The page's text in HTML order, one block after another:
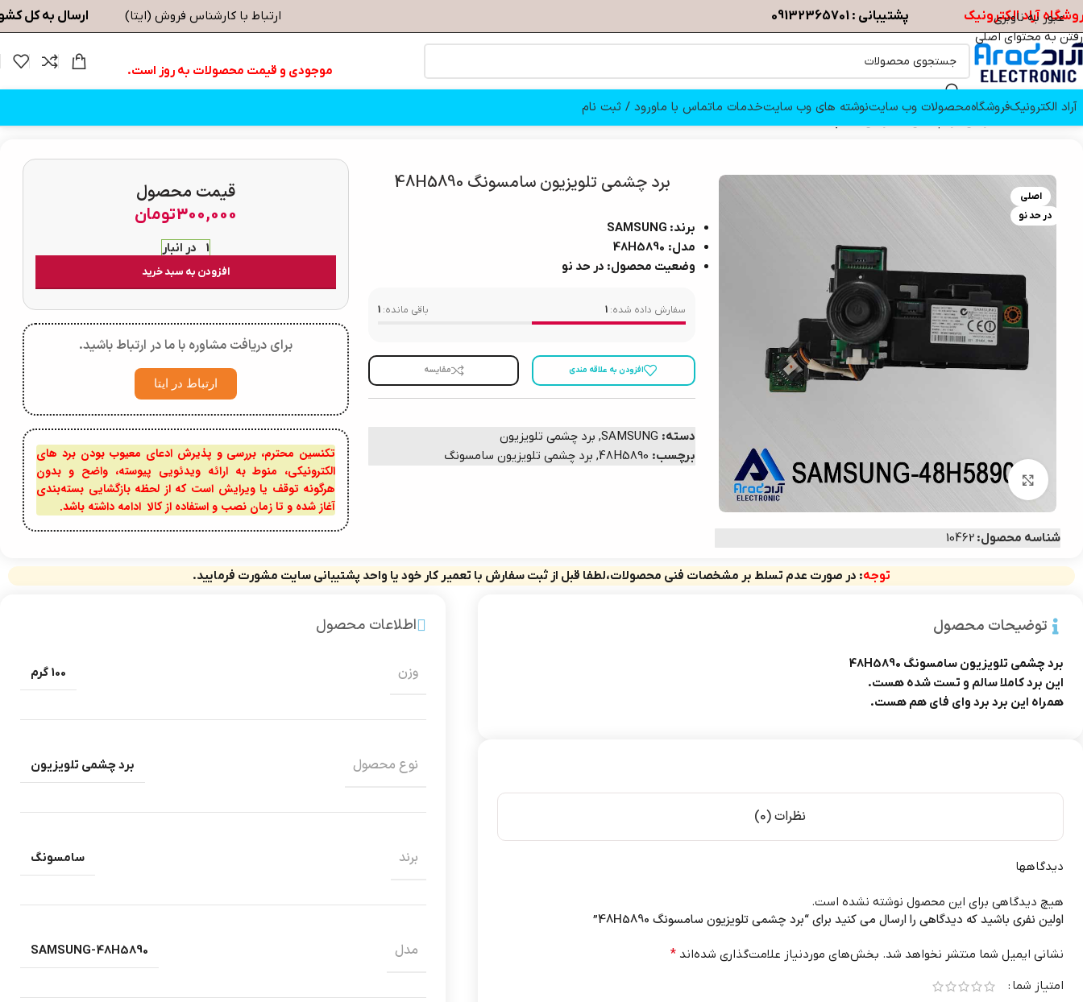
عبور به ناوبری
رفتن به محتوای اصلی
آراد الکترونیک پشتیبانی : 09132365701 ارتباط با کارشناس فروش (ایتا) ارسال به کل
موجودی و قیمت محصولات به روز است.
آراد الکترونیکفروشگاهمحصولات وب سایتنوشته های وب سایتخدمات ماتماس با ماورود / ثبت نام
اصلی
در حد نو
بزرگنمایی تصویر
شناسه محصول: 10462
برد چشمی تلویزیون سامسونگ 48H5890
برند: SAMSUNG
مدل: 48H5890
وضعیت محصول: در حد نو
سفارش داده شده: 1 باقی مانده: 1
افزودن به علاقه مندی مقایسه
دسته: SAMSUNG
, برد چشمی تلویزیون
برچسب: 48H5890
, برد چشمی تلویزیون سامسونگ
قیمت محصول
300,000تومان
1 در انبار
افزودن به سبد خرید
برای دریافت مشاوره با ما در ارتباط باشید.
ارتباط در ایتا
تکنسین محترم، بررسی و پذیرش ادعای معیوب بودن برد های
الکترونیکی، منوط به ارائه ویدئویی پیوسته، واضح و بدون
هرگونه توقف یا ویرایش است که از لحظه بازگشایی بسته‌بندی
آغاز شده و تا زمان نصب و استفاده از کالا ادامه داشته باشد.
توجه: در صورت عدم تسلط بر مشخصات فنی محصولات،لطفا قبل از ثبت سفارش با تعمیر کار خود یا واحد پشتیبانی سایت مشورت فرمایید.
توضیحات محصول
برد چشمی تلویزیون سامسونگ 48H5890
این برد کاملا سالم و تست شده هست.
همراه این برد برد وای فای هم هست.
نظرات (0)
دیدگاهها
هیچ دیدگاهی برای این محصول نوشته نشده است.
اولین نفری باشید که دیدگاهی را ارسال می کنید برای “برد چشمی تلویزیون سامسونگ 48H5890”
نشانی ایمیل شما منتشر نخواهد شد. بخش‌های موردنیاز علامت‌گذاری شده‌اند *
امتیاز شما
اطلاعات محصول
وزن 100 گرم
نوع محصول برد چشمی تلویزیون
برند سامسونگ
مدل SAMSUNG-48H5890